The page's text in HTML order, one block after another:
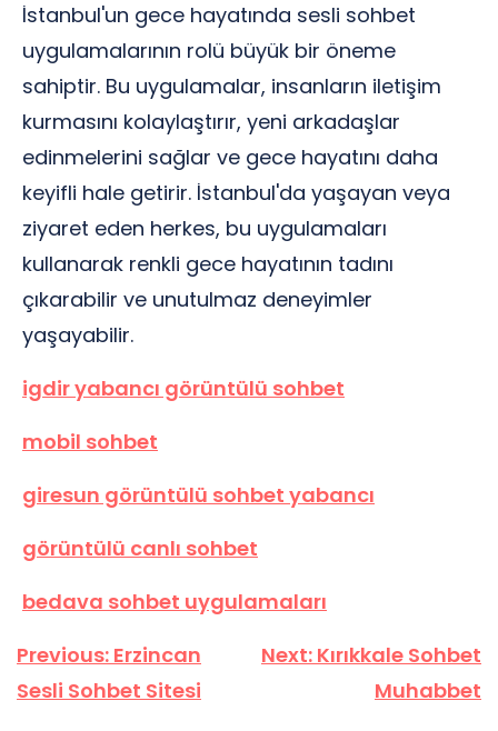
İstanbul'un gece hayatında sesli sohbet
uygulamalarının rolü büyük bir öneme
sahiptir. Bu uygulamalar, insanların iletişim
kurmasını kolaylaştırır, yeni arkadaşlar
edinmelerini sağlar ve gece hayatını daha
keyifli hale getirir. İstanbul'da yaşayan veya
ziyaret eden herkes, bu uygulamaları
kullanarak renkli gece hayatının tadını
çıkarabilir ve unutulmaz deneyimler
yaşayabilir.
igdir yabancı görüntülü sohbet
mobil sohbet
giresun görüntülü sohbet yabancı
görüntülü canlı sohbet
bedava sohbet uygulamaları
Yazı
gezinmesi
Previous: Erzincan
Sesli Sohbet Sitesi
Next: Kırıkkale Sohbet
Muhabbet